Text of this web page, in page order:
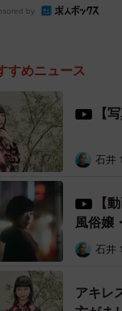
by
すめニュース
【
石井
【
風俗嬢
石井
アキレ